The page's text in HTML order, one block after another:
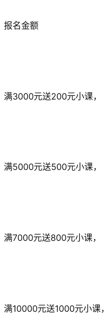
报名金额
满3000元送200元小课，
满5000元送500元小课，
满7000元送800元小课，
满10000元送1000元小课，